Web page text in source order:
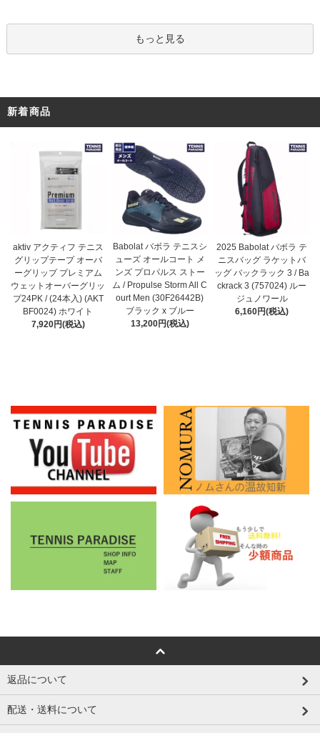
もっと見る
新着商品
aktiv アクティフ テニス
グリップテープ オーバ
ーグリップ プレミアム
ウェットオーバーグリッ
プ24PK / (24本入) (AKT
BF0024) ホワイト
7,920円(税込)
Babolat バボラ テニスシ
ューズ オールコート メ
ンズ プロパルス ストー
ム / Propulse Storm All C
ourt Men (30F26442B)
ブラック x ブルー
13,200円(税込)
2025 Babolat バボラ テ
ニスバッグ ラケットバ
ッグ バックラック 3 / Ba
ckrack 3 (757024) ルー
ジュノワール
6,160円(税込)
返品について
配送・送料について